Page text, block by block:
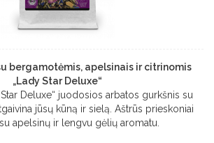
bergamotėmis, apelsinais ir citrinomis
„Lady Star Deluxe“
Deluxe“ juodosios arbatos gurkšnis su
jūsų kūną ir sielą. Aštrūs prieskoniai
apelsinų ir lengvu gėlių aromatu.